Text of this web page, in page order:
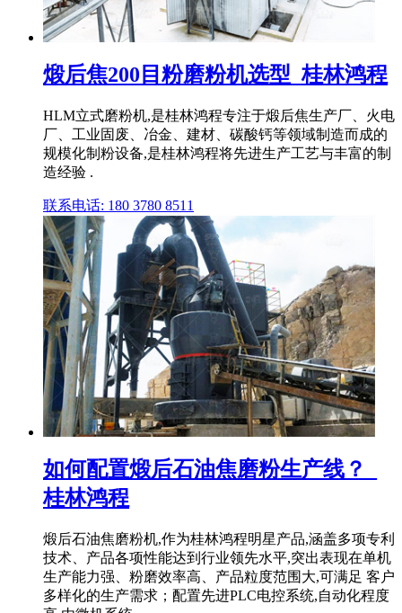
煅后焦200目粉磨粉机选型_桂林鸿程
HLM立式磨粉机,是桂林鸿程专注于煅后焦生产厂、火电
厂、工业固废、冶金、建材、碳酸钙等领域制造而成的
规模化制粉设备,是桂林鸿程将先进生产工艺与丰富的制
造经验 .
联系电话: 180 3780 8511
如何配置煅后石油焦磨粉生产线？_
桂林鸿程
煅后石油焦磨粉机,作为桂林鸿程明星产品,涵盖多项专利
技术、产品各项性能达到行业领先水平,突出表现在单机
生产能力强、粉磨效率高、产品粒度范围大,可满足 客户
多样化的生产需求；配置先进PLC电控系统,自动化程度